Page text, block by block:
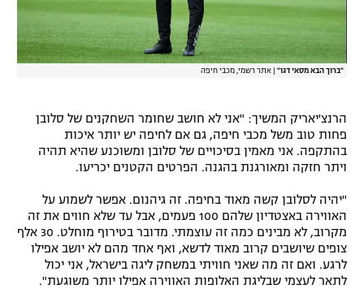
"ברוך הבא מסאי דגו" אתר רשמי, מכבי חיפה
הרנצ'יאריק המשיך: "אני לא חושב שחומר השחקנים של סלובן
פחות טוב משל מכבי חיפה, גם אם לחיפה יש יותר איכות
בהתקפה. אני מאמין בסיכויים של סלובן ומשוכנע שהיא תהיה
ויתר חזקה ומאורגנת בהגנה. הפרטים הקטנים יכריעו.
"יהיה לסלובן קשה מאוד בחיפה. זה גיהנום. אפשר לשמוע על
האווירה באצטדיון שלהם 100 פעמים, אבל עד שלא חווים את זה
מקרוב, לא מבינים כמה זה עוצמתי. מדובר בטירוף מוחלט. 30 אלף
צופים שיושבים קרוב מאוד לדשא, ואף אחד מהם לא יושב אפילו
לרגע. ואם זה מה שאני חוויתי במשחק ליגה בישראל, אני יכול
לתאר לעצמי שבליגת האלופות האווירה אפילו יותר משוגעת".